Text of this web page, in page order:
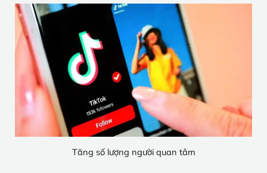
Tăng số lượng người quan tâm